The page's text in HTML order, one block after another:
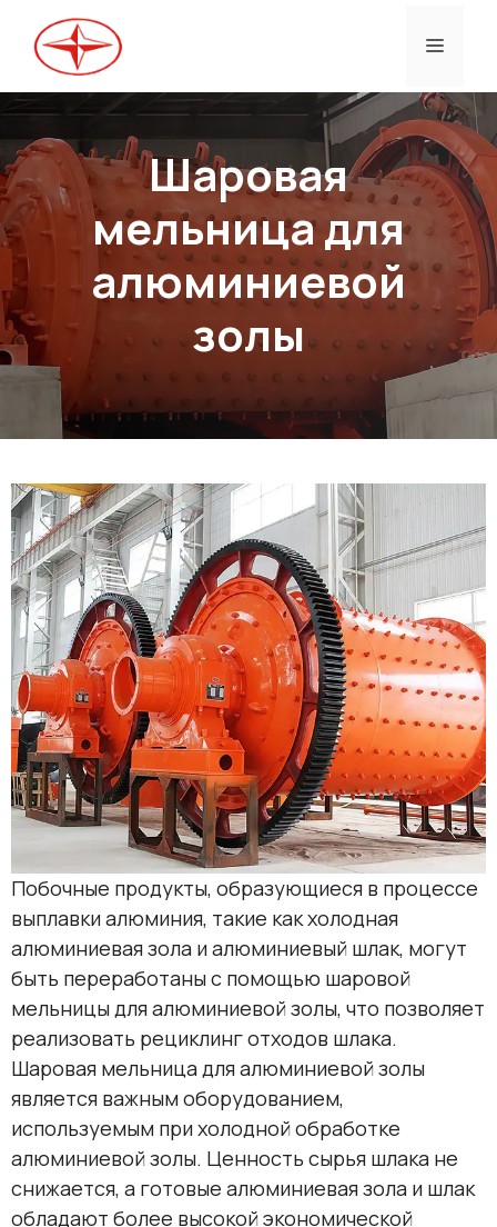
Перейти
содержанию
Меню
Шаровая
мельница для
алюминиевой
золы
Побочные продукты, образующиеся в процессе
выплавки алюминия, такие как холодная
алюминиевая зола и алюминиевый шлак, могут
быть переработаны с помощью шаровой
мельницы для алюминиевой золы, что позволяет
реализовать рециклинг отходов шлака.
Шаровая мельница для алюминиевой золы
является важным оборудованием,
используемым при холодной обработке
алюминиевой золы. Ценность сырья шлака не
снижается, а готовые алюминиевая зола и шлак
обладают более высокой экономической